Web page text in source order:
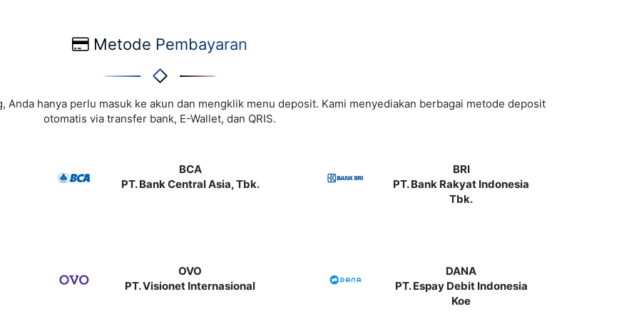
Metode Pembayaran
Anda hanya perlu masuk ke akun dan mengklik menu deposit. Kami menyediakan berbagai metode deposit
otomatis via transfer bank, E-Wallet, dan QRIS.
BCA
PT. Bank Central Asia, Tbk.
BRI
PT. Bank Rakyat Indonesia
Tbk.
OVO
PT. Visionet Internasional
DANA
PT. Espay Debit Indonesia
Koe